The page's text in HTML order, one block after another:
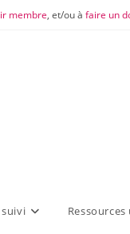
membre, et/ou à faire un
suivi